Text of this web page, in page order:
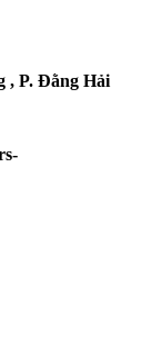
, P. Đằng Hải